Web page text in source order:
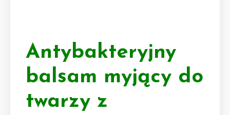
Antybakteryjny
balsam myjący do
twarzy z